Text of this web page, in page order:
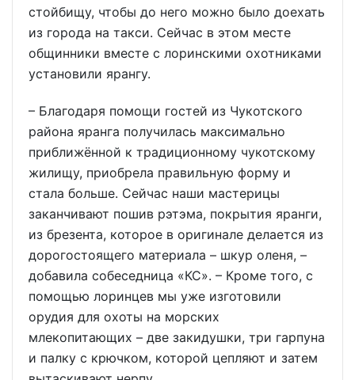
стойбищу, чтобы до него можно было доехать
из города на такси. Сейчас в этом месте
общинники вместе с лоринскими охотниками
установили ярангу.
– Благодаря помощи гостей из Чукотского
района яранга получилась максимально
приближённой к традиционному чукотскому
жилищу, приобрела правильную форму и
стала больше. Сейчас наши мастерицы
заканчивают пошив рэтэма, покрытия яранги,
из брезента, которое в оригинале делается из
дорогостоящего материала – шкур оленя, –
добавила собеседница «КС». – Кроме того, с
помощью лоринцев мы уже изготовили
орудия для охоты на морских
млекопитающих – две закидушки, три гарпуна
и палку с крючком, которой цепляют и затем